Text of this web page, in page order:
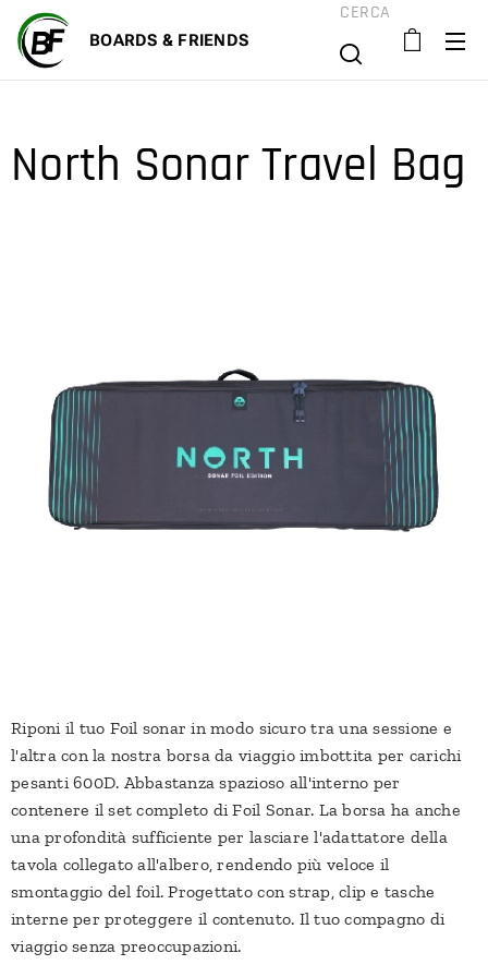
BOARDS & FRIENDS
CERCA
North Sonar Travel Bag
Riponi il tuo Foil sonar in modo sicuro tra una sessione e
l'altra con la nostra borsa da viaggio imbottita per carichi
pesanti 600D. Abbastanza spazioso all'interno per
contenere il set completo di Foil Sonar. La borsa ha anche
una profondità sufficiente per lasciare l'adattatore della
tavola collegato all'albero, rendendo più veloce il
smontaggio del foil. Progettato con strap, clip e tasche
interne per proteggere il contenuto. Il tuo compagno di
viaggio senza preoccupazioni.